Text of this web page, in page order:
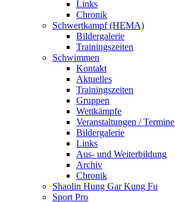
Links
Chronik
Schwertkampf (HEMA)
Bildergalerie
Trainingszeiten
Schwimmen
Kontakt
Aktuelles
Trainingszeiten
Gruppen
Wettkämpfe
Veranstaltungen / Termine
Bildergalerie
Links
Aus- und Weiterbildung
Archiv
Chronik
Shaolin Hung Gar Kung Fu
Sport Pro